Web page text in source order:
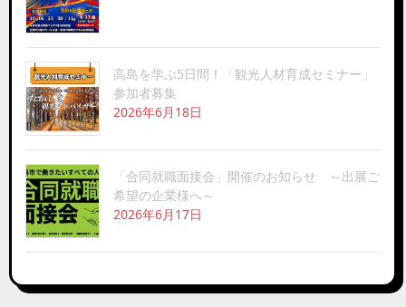
高島を学ぶ5日間！「観光人材育成セミナー」
参加者募集
2026年6月18日
「合同就職面接会」開催のお知らせ ～出展ご
希望の企業様へ～
2026年6月17日